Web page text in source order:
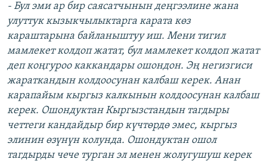
- Бул эми ар бир саясатчынын деңгээлине жана
улуттук кызыкчылыктарга карата көз
караштарына байланыштуу иш. Мени тигил
мамлекет колдоп жатат, бул мамлекет колдоп жатат
деп коңгуроо каккандары ошондон. Эң негизгиси
жараткандын колдоосунан калбаш керек. Анан
карапайым кыргыз калкынын колдоосунан калбаш
керек. Ошондуктан Кыргызстандын тагдыры
четтеги кандайдыр бир күчтөрдө эмес, кыргыз
элинин өзүнүн колунда. Ошондуктан ошол
тагдырды чече турган эл менен жолугушуш керек